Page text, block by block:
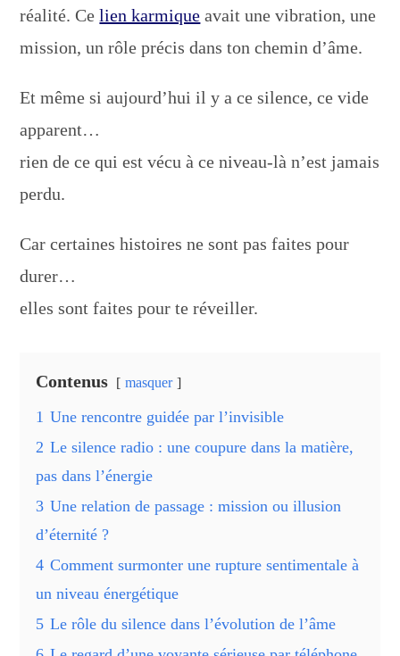
réalité. Celien karmique avait une vibration, une
mission, un rôle précis dans ton chemin d’âme.
Et même si aujourd’hui il y a ce silence, ce vide
apparent…
rien de ce qui est vécu à ce niveau-là n’est jamais
perdu.
Car certaines histoires ne sont pas faites pour
durer…
elles sont faites pour te réveiller.
Contenus masquer
1 Une rencontre guidée par l’invisible
2 Le silence radio : une coupure dans la matière,
pas dans l’énergie
3 Une relation de passage : mission ou illusion
d’éternité ?
4 Comment surmonter une rupture sentimentale à
un niveau énergétique
5 Le rôle du silence dans l’évolution de l’âme